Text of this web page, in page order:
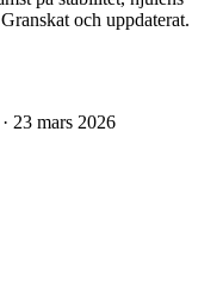
och uppdaterat.
· 23 mars 2026